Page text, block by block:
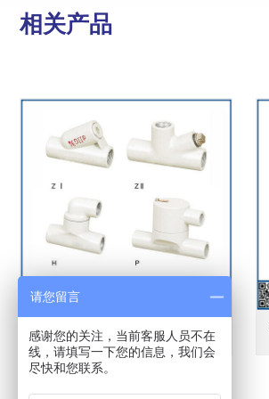
相关产品
MBG系列防爆隔离密封盒
请您留言
感谢您的关注，当前客服人员不在
线，请填写一下您的信息，我们会
尽快和您联系。